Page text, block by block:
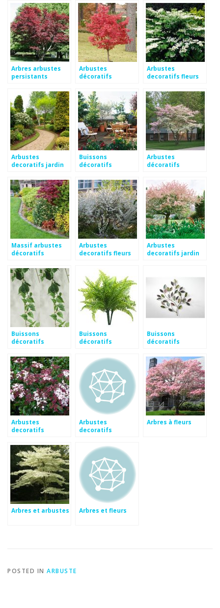
Arbres arbustes
persistants
Arbustes
décoratifs
Arbustes
decoratifs fleurs
Arbustes
decoratifs jardin
Buissons
décoratifs
Arbustes
décoratifs
Massif arbustes
décoratifs
Arbustes
decoratifs fleurs
Arbustes
decoratifs jardin
Buissons
décoratifs
Buissons
décoratifs
Buissons
décoratifs
Arbustes
decoratifs
persistant
Arbustes
decoratifs
persistant
Arbres à fleurs
Arbres et arbustes Arbres et fleurs
POSTED IN ARBUSTE